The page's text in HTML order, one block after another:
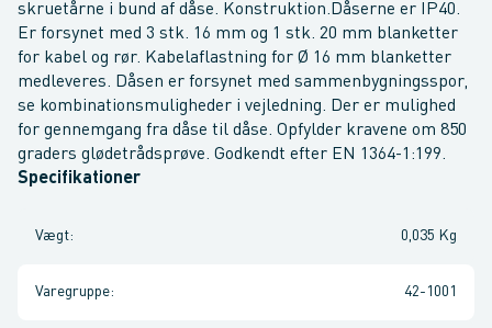
skruetårne i bund af dåse. Konstruktion.Dåserne er IP40.
Er forsynet med 3 stk. 16 mm og 1 stk. 20 mm blanketter
for kabel og rør. Kabelaflastning for Ø 16 mm blanketter
medleveres. Dåsen er forsynet med sammenbygningsspor,
se kombinationsmuligheder i vejledning. Der er mulighed
for gennemgang fra dåse til dåse. Opfylder kravene om 850
graders glødetrådsprøve. Godkendt efter EN 1364-1:199.
Specifikationer
Vægt: 0,035 Kg
Varegruppe: 42-1001